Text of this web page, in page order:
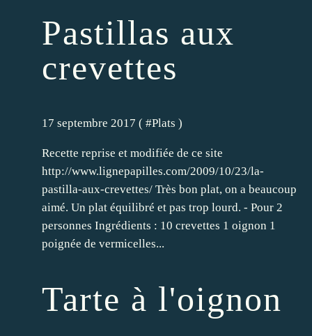
Pastillas aux
crevettes
17 septembre 2017 ( #Plats )
Recette reprise et modifiée de ce site
http://www.lignepapilles.com/2009/10/23/la-
pastilla-aux-crevettes/ Très bon plat, on a beaucoup
aimé. Un plat équilibré et pas trop lourd. - Pour 2
personnes Ingrédients : 10 crevettes 1 oignon 1
poignée de vermicelles...
Tarte à l'oignon